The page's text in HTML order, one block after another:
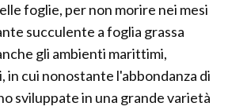
foglie, per non morire nei mesi
succulente a foglia grassa
gli ambienti marittimi,
in cui nonostante l'abbondanza di
sviluppate in una grande varietà